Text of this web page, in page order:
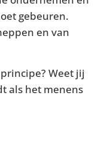
gebeuren.
en van
Weet jij
als het menens